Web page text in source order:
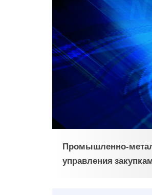
Промышленно-
управления